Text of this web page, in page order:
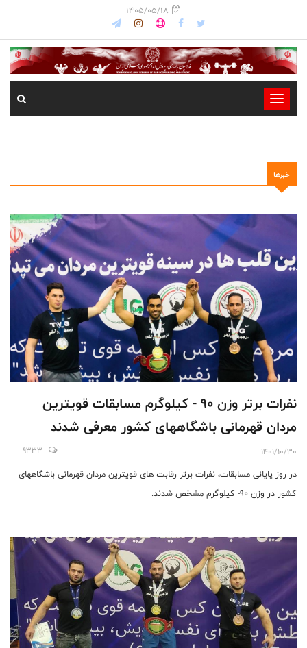
1405/05/18
-
-
-
-
خبرها
نفرات برتر وزن ٩٠ - کیلوگرم مسابقات قویترین
مردان قهرمانی باشگاههای کشور معرفی شدند
1401/10/30
9333
در روز پایانی مسابقات، نفرات برتر رقابت های قویترین مردان قهرمانی باشگاههای
کشور در وزن 90- کیلوگرم مشخص شدند.